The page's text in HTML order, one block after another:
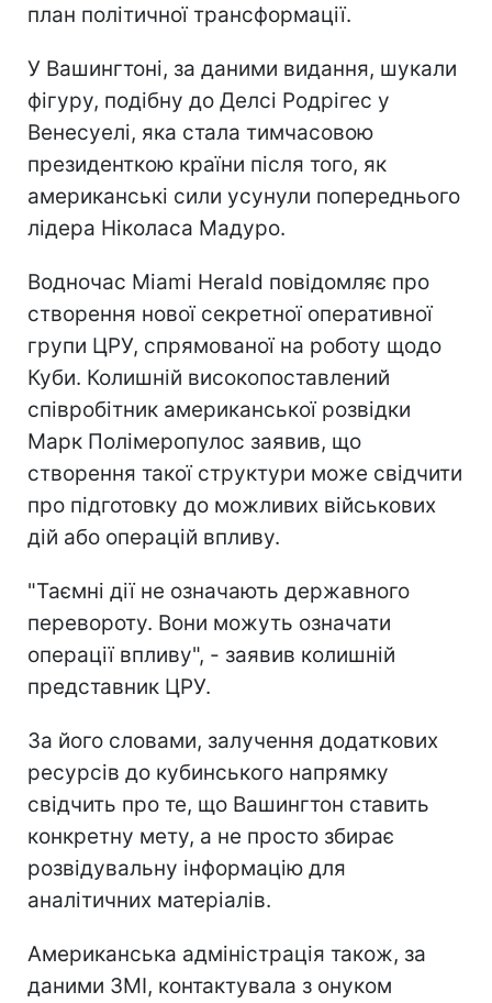
план політичної трансформації.
У Вашингтоні, за даними видання, шукали
фігуру, подібну до Делсі Родрігес у
Венесуелі, яка стала тимчасовою
президенткою країни після того, як
американські сили усунули попереднього
лідера Ніколаса Мадуро.
Водночас Miami Herald повідомляє про
створення нової секретної оперативної
групи ЦРУ, спрямованої на роботу щодо
Куби. Колишній високопоставлений
співробітник американської розвідки
Марк Полімеропулос заявив, що
створення такої структури може свідчити
про підготовку до можливих військових
дій або операцій впливу.
"Таємні дії не означають державного
перевороту. Вони можуть означати
операції впливу", - заявив колишній
представник ЦРУ.
За його словами, залучення додаткових
ресурсів до кубинського напрямку
свідчить про те, що Вашингтон ставить
конкретну мету, а не просто збирає
розвідувальну інформацію для
аналітичних матеріалів.
Американська адміністрація також, за
даними ЗМІ, контактувала з онуком